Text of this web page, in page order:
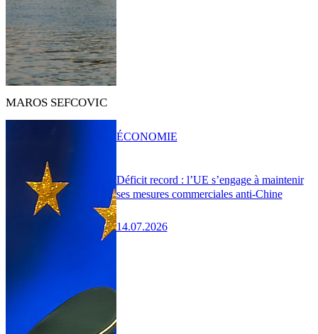
MAROS SEFCOVIC
Déficit record : l’UE s’engage à maintenir
ses mesures commerciales anti-Chine
14.07.2026
ÉCONOMIE